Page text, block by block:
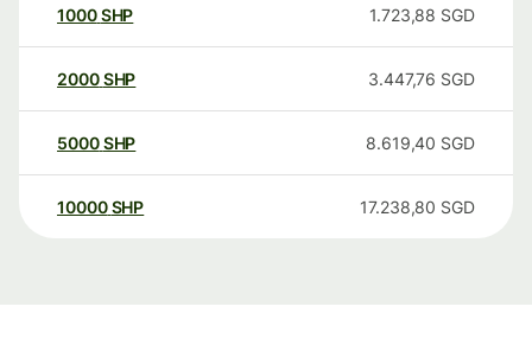
1000SHP 1.723,88 SGD
2000SHP 3.447,76 SGD
5000SHP 8.619,40 SGD
10000 SHP 17.238,80 SGD